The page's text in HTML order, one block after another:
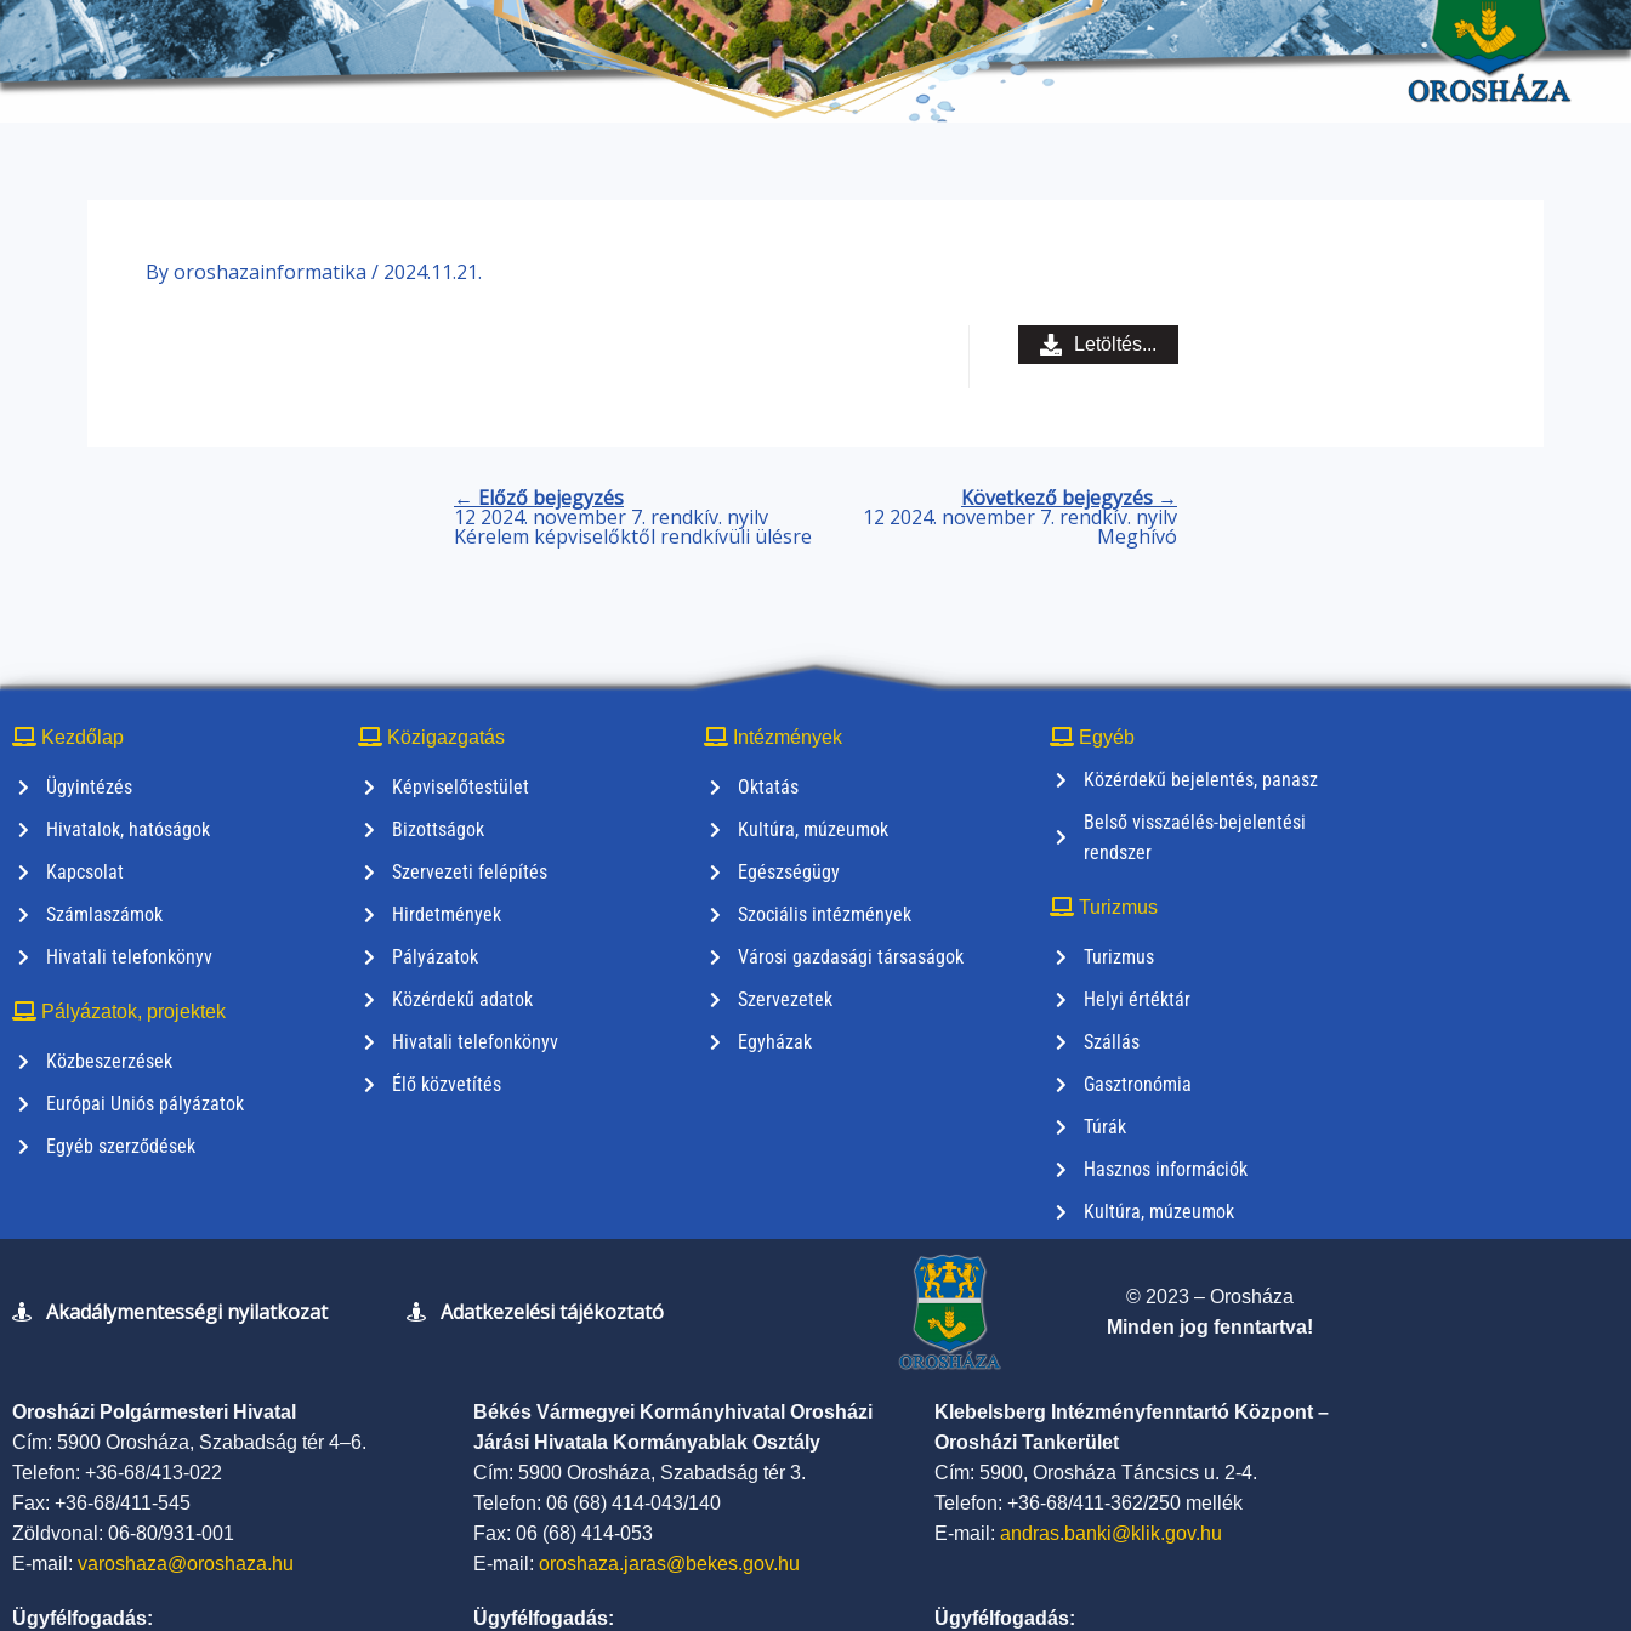
Byoroshazainformatika / 2024.11.21.
Letöltés...
← Előző bejegyzés
12 2024. november 7. rendkív. nyilv
Kérelem képviselőktől rendkívüli ülésre
Következő bejegyzés →
12 2024. november 7. rendkív. nyilv
Meghívó
Kezdőlap
Ügyintézés
Hivatalok, hatóságok
Kapcsolat
Számlaszámok
Hivatali telefonkönyv
Pályázatok, projektek
Közbeszerzések
Európai Uniós pályázatok
Egyéb szerződések
Közigazgatás
Képviselőtestület
Bizottságok
Szervezeti felépítés
Hirdetmények
Pályázatok
Közérdekű adatok
Hivatali telefonkönyv
Élő közvetítés
Intézmények
Oktatás
Kultúra, múzeumok
Egészségügy
Szociális intézmények
Városi gazdasági társaságok
Szervezetek
Egyházak
Egyéb
Közérdekű bejelentés, panasz
Belső visszaélés-bejelentési
rendszer
Turizmus
Turizmus
Helyi értéktár
Szállás
Gasztronómia
Túrák
Hasznos információk
Kultúra, múzeumok
Akadálymentességi nyilatkozat Adatkezelési tájékoztató
© 2023 – Orosháza
Minden jog fenntartva!
Orosházi Polgármesteri Hivatal
Cím: 5900 Orosháza, Szabadság tér 4–6.
Telefon: +36-68/413-022
Fax: +36-68/411-545
Zöldvonal: 06-80/931-001
E-mail: varoshaza@oroshaza.hu
Békés Vármegyei Kormányhivatal Orosházi
Járási Hivatala Kormányablak Osztály
Cím: 5900 Orosháza, Szabadság tér 3.
Telefon: 06 (68) 414-043/140
Fax: 06 (68) 414-053
E-mail: oroshaza.jaras@bekes.gov.hu
Klebelsberg Intézményfenntartó Központ –
Orosházi Tankerület
Cím: 5900, Orosháza Táncsics u. 2-4.
Telefon: +36-68/411-362/250 mellék
E-mail: andras.banki@klik.gov.hu
Ügyfélfogadás: Ügyfélfogadás: Ügyfélfogadás: